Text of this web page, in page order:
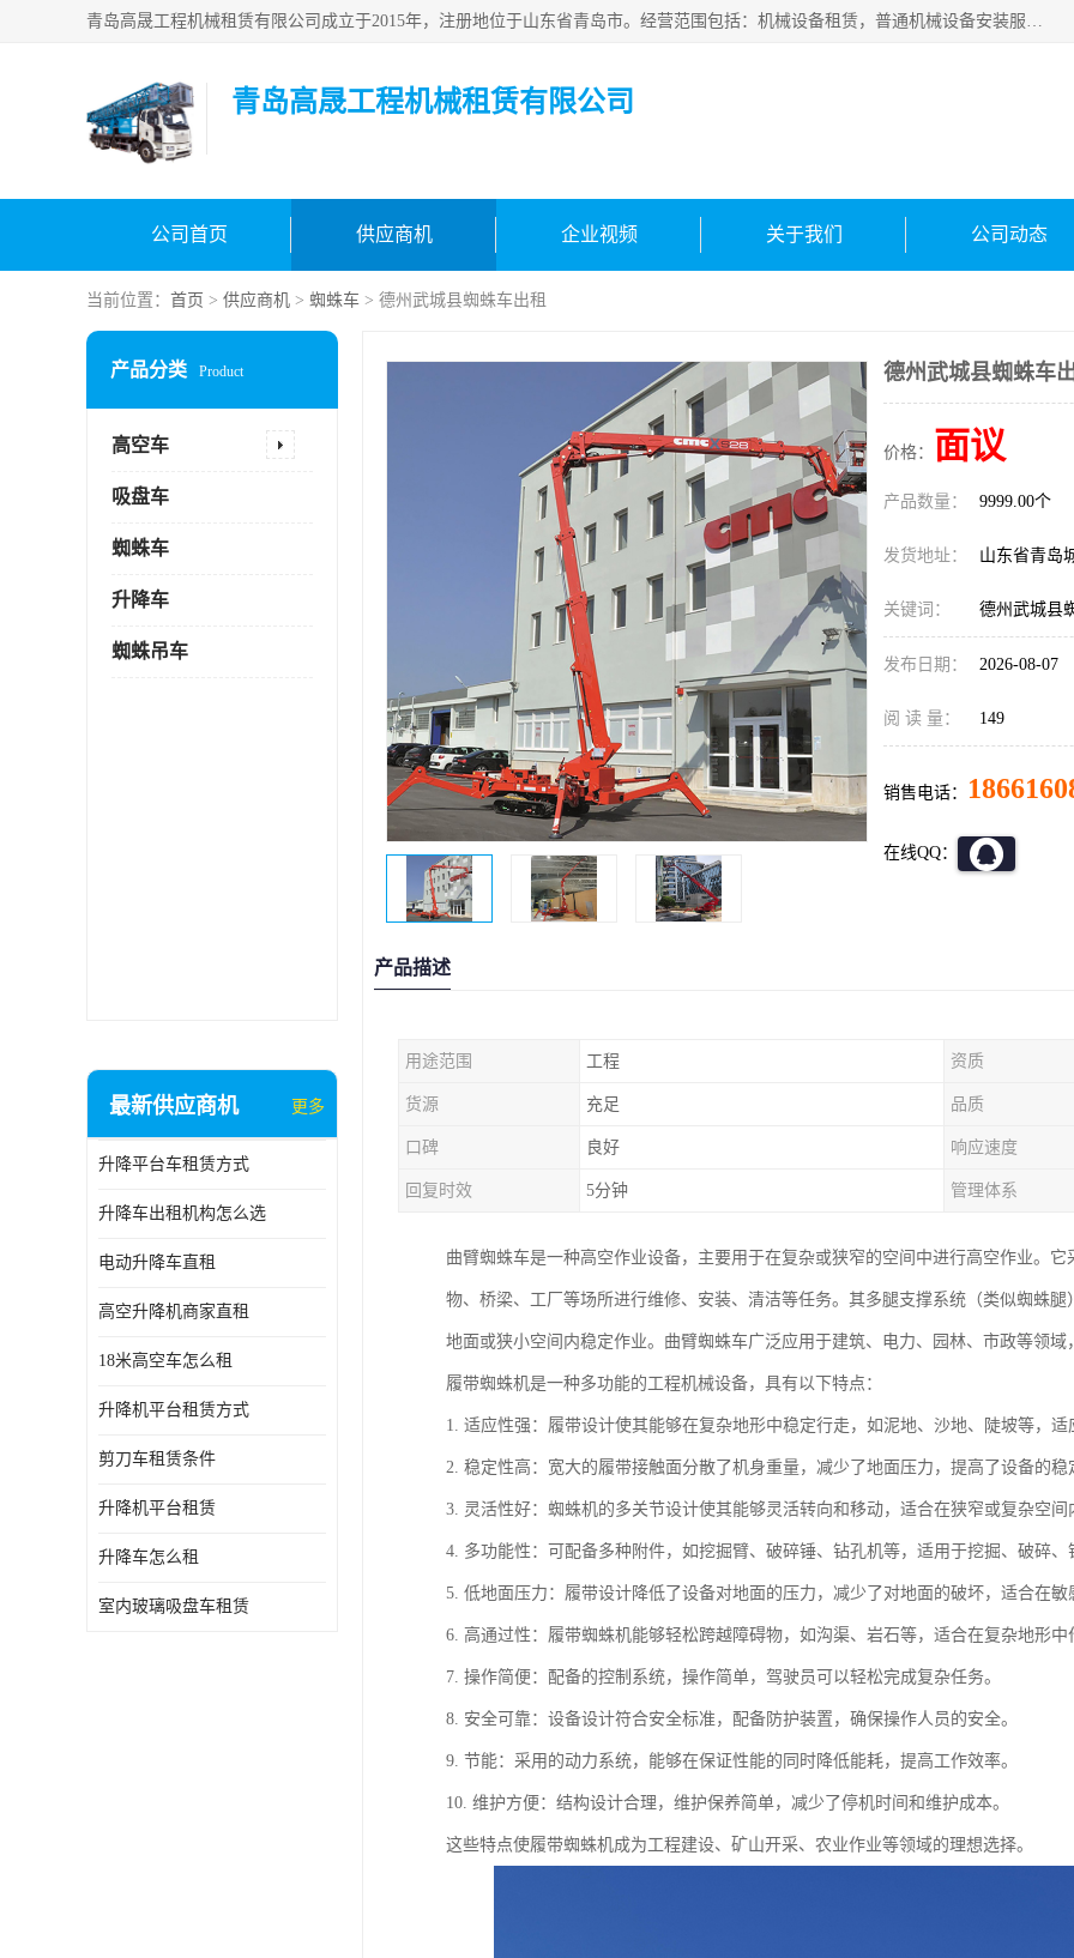
青岛高晟工程机械租赁有限公司成立于2015年，注册地位于山东省青岛市。经营范围包括：机械设备租赁，普通机械设备安装服务，电子、机械设备维护，专用设备修理，通用设备修理，机械设备销售，环境保护专用设备销售，建筑材料销售，专业保洁、清洗、消毒服务，劳动保护用品销售，信息技术咨询服务，汽车拖车、求援、清障服务，物业管理；工程管理服务，货物进出口，技术进出口，汽车销售，新能源汽车整车销售等。
青岛高晟工程机械租赁有限公司
公司首页 供应商机 企业视频 关于我们 公司动态
当前位置： 首页 > 供应商机 > 蜘蛛车 > 德州武城县蜘蛛车出租
产品分类 Product
高空车
吸盘车
蜘蛛车
升降车
蜘蛛吊车
最新供应商机 更多
升降平台车租赁方式
升降车出租机构怎么选
电动升降车直租
高空升降机商家直租
18米高空车怎么租
升降机平台租赁方式
剪刀车租赁条件
升降机平台租赁
升降车怎么租
室内玻璃吸盘车租赁
德州武城县蜘蛛车
价格： 面议
产品数量： 9999.00个
发货地址： 山东省青岛
关键词： 德州武城县
发布日期： 2026-08-07
阅 读 量： 149
销售电话：
在线QQ：
产品描述
用途范围 工程 资质
货源 充足 品质
口碑 良好 响应速度
回复时效 5分钟 管理体系
曲臂蜘蛛车是一种高空作业设备，主要用于在复杂或狭窄的空间中进行高空作业。
物、桥梁、工厂等场所进行维修、安装、清洁等任务。其多腿支撑系统（类似蜘蛛
地面或狭小空间内稳定作业。曲臂蜘蛛车广泛应用于建筑、电力、园林、市政等领
履带蜘蛛机是一种多功能的工程机械设备，具有以下特点：
1. 适应性强：履带设计使其能够在复杂地形中稳定行走，如泥地、沙地、陡坡等，适
2. 稳定性高：宽大的履带接触面分散了机身重量，减少了地面压力，提高了设备的
3. 灵活性好：蜘蛛机的多关节设计使其能够灵活转向和移动，适合在狭窄或复杂空间
4. 多功能性：可配备多种附件，如挖掘臂、破碎锤、钻孔机等，适用于挖掘、破碎
5. 低地面压力：履带设计降低了设备对地面的压力，减少了对地面的破坏，适合在
6. 高通过性：履带蜘蛛机能够轻松跨越障碍物，如沟渠、岩石等，适合在复杂地形中
7. 操作简便：配备的控制系统，操作简单，驾驶员可以轻松完成复杂任务。
8. 安全可靠：设备设计符合安全标准，配备防护装置，确保操作人员的安全。
9. 节能：采用的动力系统，能够在保证性能的同时降低能耗，提高工作效率。
10. 维护方便：结构设计合理，维护保养简单，减少了停机时间和维护成本。
这些特点使履带蜘蛛机成为工程建设、矿山开采、农业作业等领域的理想选择。